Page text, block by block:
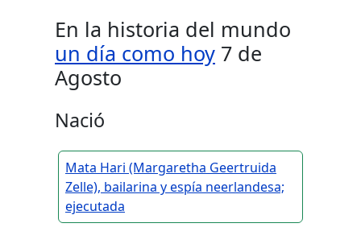
En la historia del mundo
un día como hoy 7 de
Agosto
Nació
Mata Hari (Margaretha Geertruida
Zelle), bailarina y espía neerlandesa;
ejecutada